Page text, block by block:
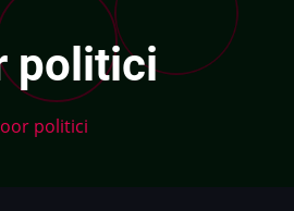
politici
politici